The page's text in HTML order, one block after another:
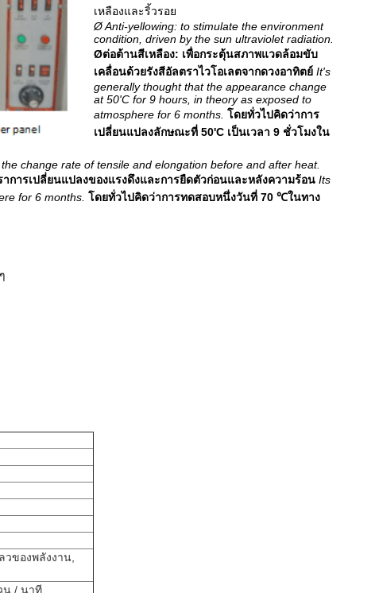
เหลืองและริ้วรอย
Ø Anti-yellowing: to stimulate the environment
condition, driven by the sun ultraviolet radiation.
Øต่อต้านสีเหลือง: เพื่อกระตุ้นสภาพแวดล้อมขับ
เคลื่อนด้วยรังสีอัลตราไวโอเลตจากดวงอาทิตย์ It's
generally thought that the appearance change
at 50'C for 9 hours, in theory as exposed to
atmosphere for 6 months. โดยทั่วไปคิดว่าการ
เปลี่ยนแปลงลักษณะที่ 50'C เป็นเวลา 9 ชั่วโมงใน
change rate of tensile and elongation before and after heat.
การเปลี่ยนแปลงของแรงดึงและการยืดตัวก่อนและหลังความร้อน Its
for 6 months. โดยทั่วไปคิดว่าการทดสอบหนึ่งวันที่ 70 ℃ในทาง
วของพลังงาน,
น / นาที